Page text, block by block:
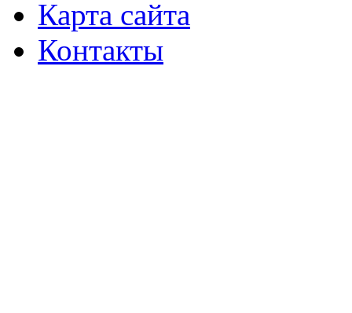
Карта сайта
Контакты